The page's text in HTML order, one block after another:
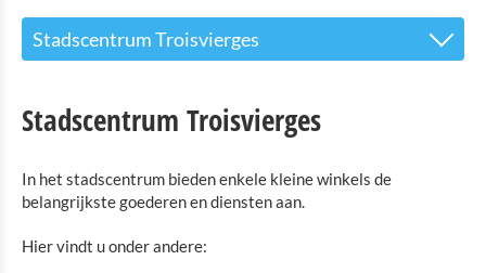
Stadscentrum Troisvierges
Bezienswaardigheden
Natuurpark-Our
Stadscentrum Troisvierges
In het stadscentrum bieden enkele kleine winkels de
belangrijkste goederen en diensten aan.
Hier vindt u onder andere: